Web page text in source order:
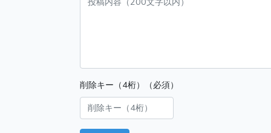
削除キー（4桁）（必須）